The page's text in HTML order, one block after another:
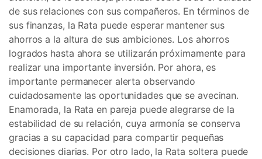
de sus relaciones con sus compañeros. En términos de
sus finanzas, la Rata puede esperar mantener sus
ahorros a la altura de sus ambiciones. Los ahorros
logrados hasta ahora se utilizarán próximamente para
realizar una importante inversión. Por ahora, es
importante permanecer alerta observando
cuidadosamente las oportunidades que se avecinan.
Enamorada, la Rata en pareja puede alegrarse de la
estabilidad de su relación, cuya armonía se conserva
gracias a su capacidad para compartir pequeñas
decisiones diarias. Por otro lado, la Rata soltera puede